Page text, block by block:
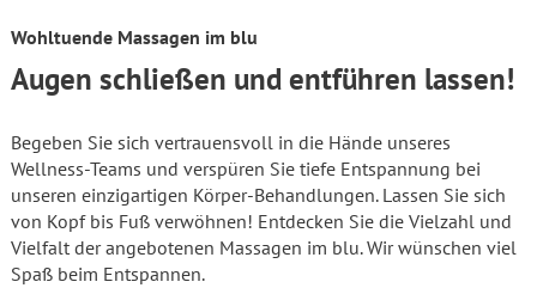
Wohltuende Massagen im blu
Augen schließen und entführen lassen!
Begeben Sie sich vertrauensvoll in die Hände unseres
Wellness-Teams und verspüren Sie tiefe Entspannung bei
unseren einzigartigen Körper-Behandlungen. Lassen Sie sich
von Kopf bis Fuß verwöhnen! Entdecken Sie die Vielzahl und
Vielfalt der angebotenen Massagen im blu. Wir wünschen viel
Spaß beim Entspannen.